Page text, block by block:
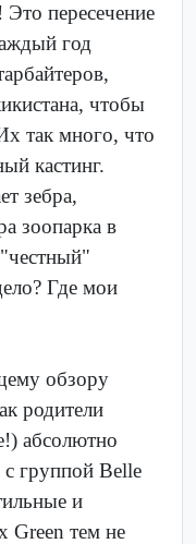
пересечение
год
чтобы
так много, что
кастинг.
зебра,
зоопарка в
Где мои
обзору
родители
абсолютно
с группой Belle
и
Green тем не